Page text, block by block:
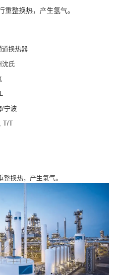
重整换热，产生氢气。
道换热器
沈氏
/宁波
T/T
整换热，产生氢气。